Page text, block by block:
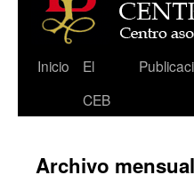
Saltar
Inicio
El
CEB
Archivo